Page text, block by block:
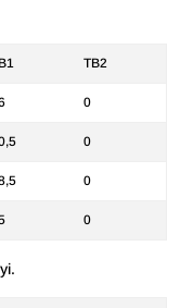
TB2
0
0
0
0